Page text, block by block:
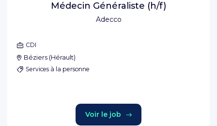
Adecco
Médecin Généraliste (h/f)
CDI
Béziers (Hérault)
Services à la personne
Voir le job